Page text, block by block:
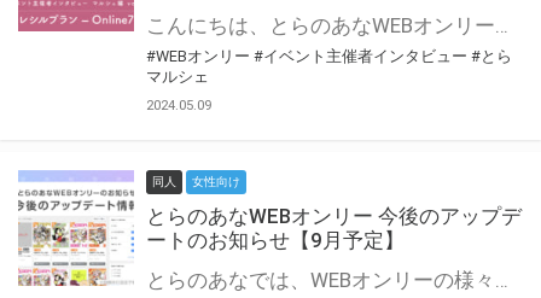
こんにちは、とらのあなWEBオンリー運営スタッフです。 新たにお届けする、イベント主催者インタビュー-マルシェ編-は、 とらのあなWEBオンリー「マルシェ」をご利用した主催様に 「マルシェ」を使って開催した感想や心がけをお聞きする企画です。 今回は、WEBオンリー開催7回目迎えた「マレシルプラン – Online7 –」より、 主催の玉川うた様にお話を伺いました。 ▼マレシルプランのインタビュー前回記事 「イベント主催者インタビュー vol.6」はこちら 協力：玉川うた様（マレシルプラン実行委員会 代表）／イベント公式Twitter（@mallesil_plan） とらのあなWEBオンリー「マルシェ」とは？ WEBオンリーでリアルタイムでコミュニケーションがとれるオンライン会場です。
#WEBオンリー #イベント主催者インタビュー #とら
マルシェ
2024.05.09
同人 女性向け
とらのあなWEBオンリー 今後のアップデ
ートのお知らせ【9月予定】
とらのあなでは、WEBオンリーの様々な支援を実施しています。 今回は2021年9月に実装を予定しているアップデート情報についてご紹介いたします。 とらのあなWEBオンリーサイトはこちら